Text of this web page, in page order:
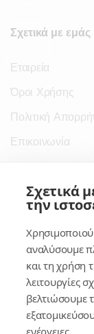
Σχετικά με εμάς
Εταιρεία
Όροι Χρήσης
Πολιτική
Επικοινωνία
Σύνδεσμοι
Κέντρο Γνώσης
Πλατφόρμα
Εγγραφή
Για δημοσίους
Σχετικά
την
αναλύσουμε
και τη χρήση
λειτουργίες
βελτιώσουμε
ενέργειες.